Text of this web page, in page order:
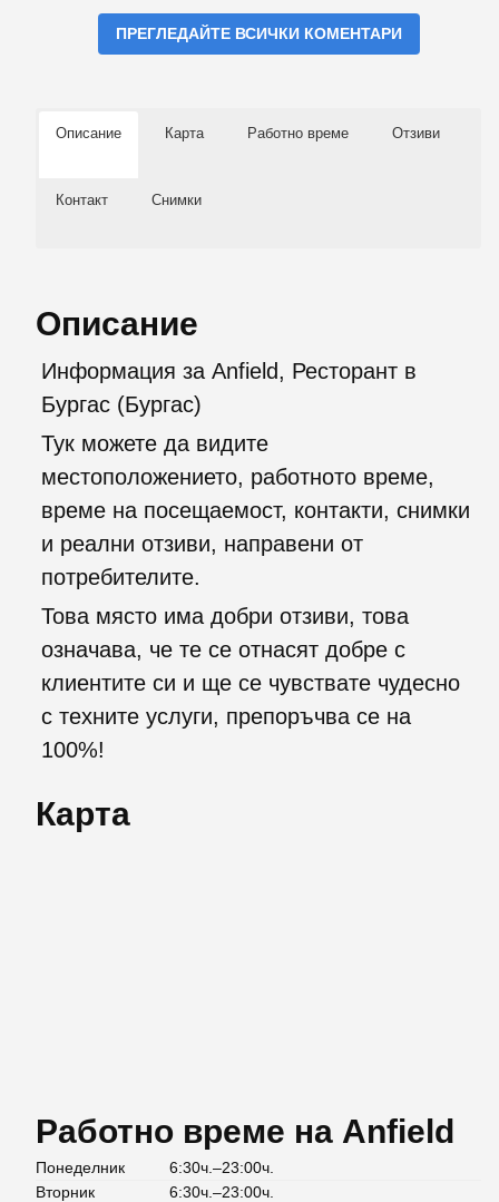
ПРЕГЛЕДАЙТЕ ВСИЧКИ КОМЕНТАРИ
Описание Карта Работно време Отзиви
Контакт Снимки
Описание
Информация за Anfield, Ресторант в
Бургас (Бургас)
Тук можете да видите
местоположението, работното време,
време на посещаемост, контакти, снимки
и реални отзиви, направени от
потребителите.
Това място има добри отзиви, това
означава, че те се отнасят добре с
клиентите си и ще се чувствате чудесно
с техните услуги, препоръчва се на
100%!
Карта
Работно време на Anfield
Понеделник
6:30ч.–23:00ч.
Вторник
6:30ч.–23:00ч.